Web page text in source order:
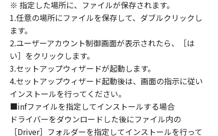
COMPENSATORY, INCIDENTAL OR
CONSEQUENTIAL DAMAGES) ARISING OUT OF
THE SOFTWARE, USE THEREOF OR INABILITY
TO USE THE SOFTWARE EVEN IF EITHER
CANON, CANON'S SUBSIDIARIES OR
AFFILIATES, THEIR DISTRIBUTORS, DEALERS
OR CANON'S LICENSORS HAVE BEEN ADVISED
OF THE POSSIBILITY OF SUCH DAMAGES.
SOME STATES OR LEGAL JURISDICTIONS DO
NOT ALLOW THE LIMITATION OR EXCLUSION
OF LIABILITY FOR INCIDENTAL OR
※ 指定した場所に、ファイルが保存されます。
1.任意の場所にファイルを保存して、ダブルクリックし
ます。
2.ユーザーアカウント制御画面が表示されたら、［は
い］をクリックします。
3.セットアップウィザードが起動します。
4.セットアップウィザード起動後は、画面の指示に従い
インストールを行ってください。
■infファイルを指定してインストールする場合
ドライバーをダウンロードした後にファイル内の
［Driver］フォルダーを指定してインストールを行って